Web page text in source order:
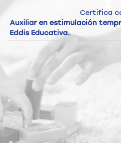
Certifica
Auxiliar en estimulación
Eddis Educativa.